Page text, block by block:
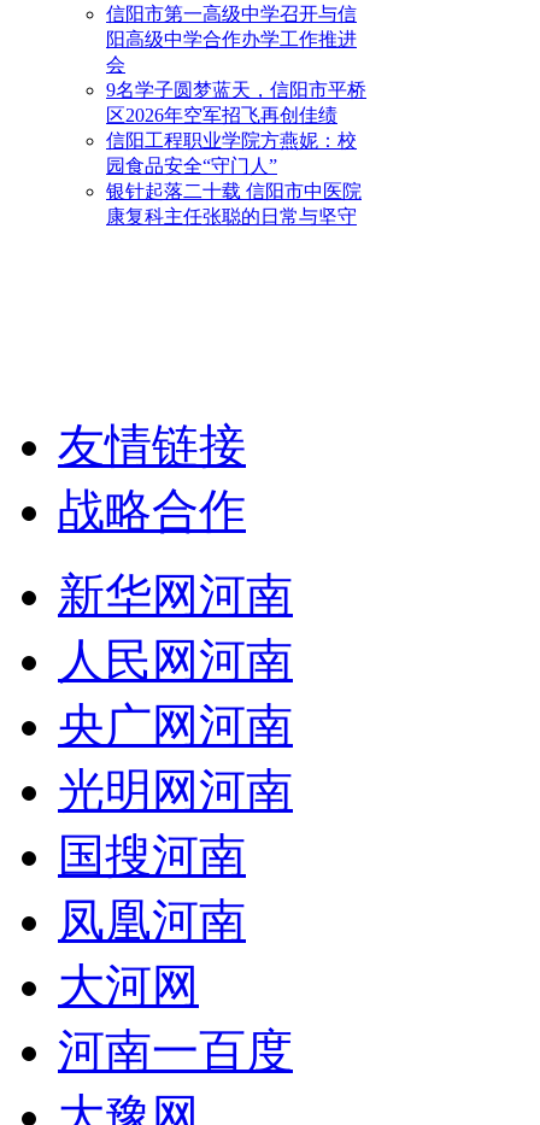
信阳市第一高级中学召开与信
阳高级中学合作办学工作推进
会
9名学子圆梦蓝天，信阳市平桥
区2026年空军招飞再创佳绩
信阳工程职业学院方燕妮：校
园食品安全“守门人”
银针起落二十载 信阳市中医院
康复科主任张聪的日常与坚守
友情链接
战略合作
新华网河南
人民网河南
央广网河南
光明网河南
国搜河南
凤凰河南
大河网
河南一百度